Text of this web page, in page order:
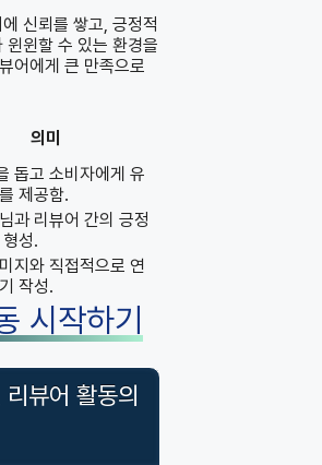
신뢰를 쌓고, 긍정적
윈윈할 수 있는 환경을
어에게 큰 만족으로
의미
돕고 소비자에게 유
제공함.
과 리뷰어 간의 긍정
성.
지와 직접적으로 연
작성.
시작하기
뷰어 활동의